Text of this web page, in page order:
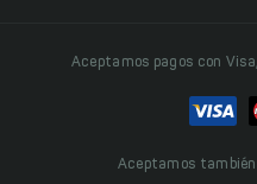
Aceptamos pagos con
Aceptamos también